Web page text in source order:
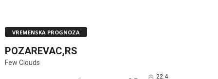
VREMENSKA PROGNOZA
POZAREVAC,RS
Few Clouds
22.4